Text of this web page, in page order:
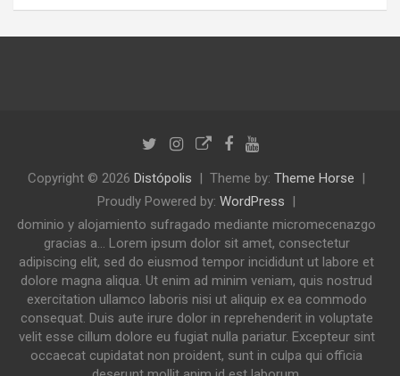
Copyright © 2026 Distópolis Theme by: Theme Horse
Proudly Powered by: WordPress
dominio y alojamiento sufragado mediante micromecenazgo
gracias a... Lorem ipsum dolor sit amet, consectetur
adipiscing elit, sed do eiusmod tempor incididunt ut labore et
dolore magna aliqua. Ut enim ad minim veniam, quis nostrud
exercitation ullamco laboris nisi ut aliquip ex ea commodo
consequat. Duis aute irure dolor in reprehenderit in voluptate
velit esse cillum dolore eu fugiat nulla pariatur. Excepteur sint
occaecat cupidatat non proident, sunt in culpa qui officia